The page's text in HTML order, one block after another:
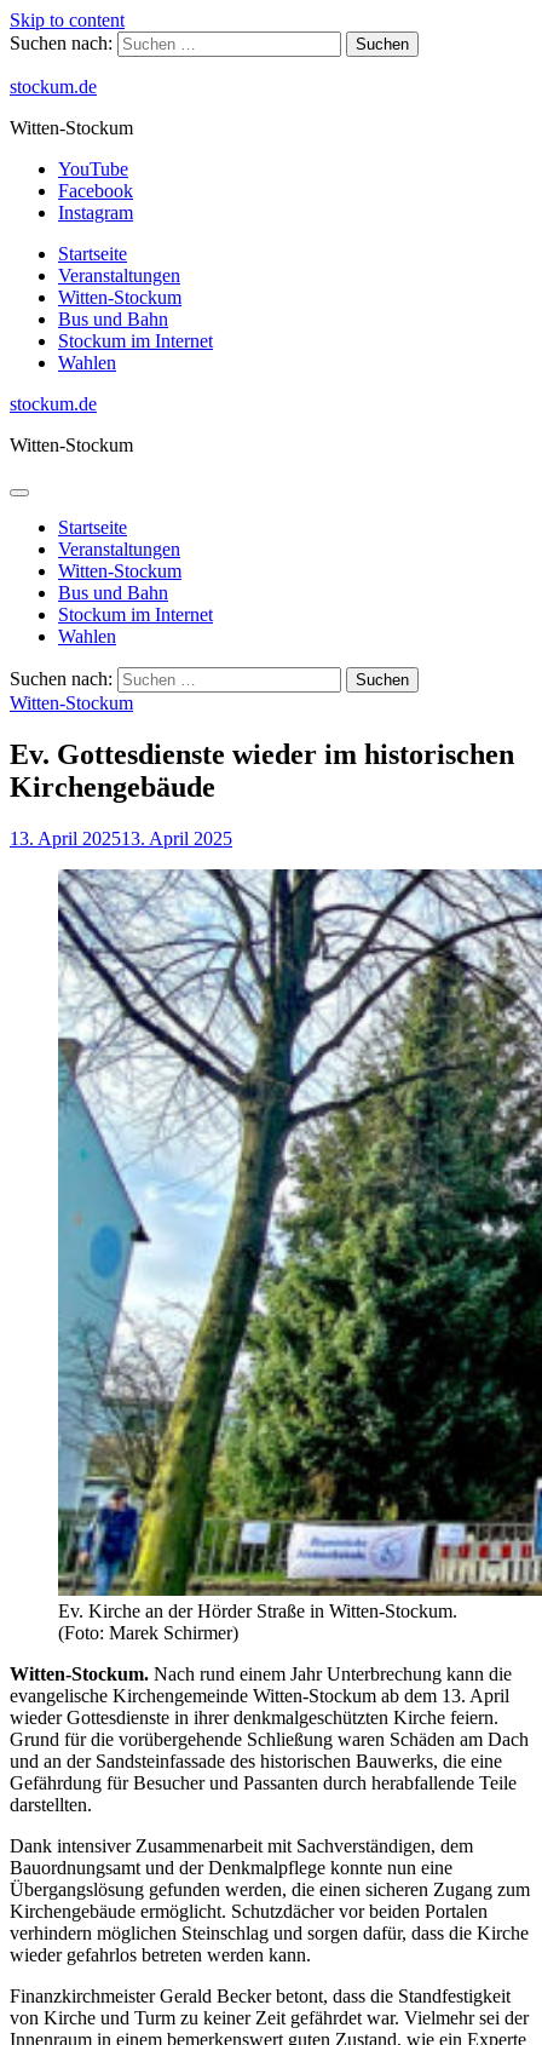
Skip to content
Suchen nach:
stockum.de
Witten-Stockum
YouTube
Facebook
Instagram
Startseite
Veranstaltungen
Witten-Stockum
Bus und Bahn
Stockum im Internet
Wahlen
stockum.de
Witten-Stockum
Startseite
Veranstaltungen
Witten-Stockum
Bus und Bahn
Stockum im Internet
Wahlen
Suchen nach:
Witten-Stockum
Ev. Gottesdienste wieder im historischen
Kirchengebäude
13. April 202513. April 2025
Ev. Kirche an der Hörder Straße in Witten-Stockum.
(Foto: Marek Schirmer)
Witten-Stockum. Nach rund einem Jahr Unterbrechung kann die
evangelische Kirchengemeinde Witten-Stockum ab dem 13. April
wieder Gottesdienste in ihrer denkmalgeschützten Kirche feiern.
Grund für die vorübergehende Schließung waren Schäden am Dach
und an der Sandsteinfassade des historischen Bauwerks, die eine
Gefährdung für Besucher und Passanten durch herabfallende Teile
darstellten.
Dank intensiver Zusammenarbeit mit Sachverständigen, dem
Bauordnungsamt und der Denkmalpflege konnte nun eine
Übergangslösung gefunden werden, die einen sicheren Zugang zum
Kirchengebäude ermöglicht. Schutzdächer vor beiden Portalen
verhindern möglichen Steinschlag und sorgen dafür, dass die Kirche
wieder gefahrlos betreten werden kann.
Finanzkirchmeister Gerald Becker betont, dass die Standfestigkeit
von Kirche und Turm zu keiner Zeit gefährdet war. Vielmehr sei der
Innenraum in einem bemerkenswert guten Zustand, wie ein Experte